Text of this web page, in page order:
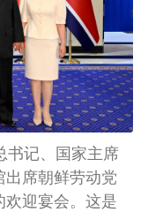
书记、国家主席
出席朝鲜劳动党
欢迎宴会。这是